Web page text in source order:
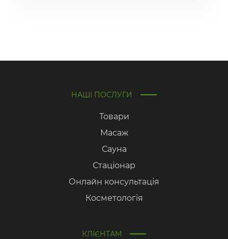
НАШІ ПОСЛУГИ
Товари
Масаж
Сауна
Стаціонар
Онлайн консультація
Косметологія
КЛІЄНТАМ